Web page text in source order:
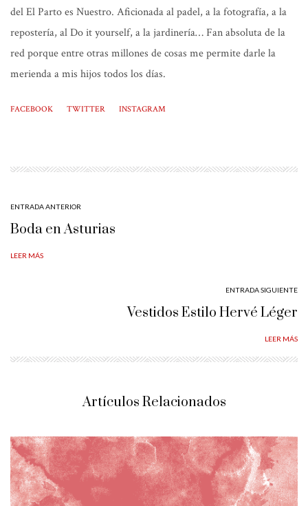
del El Parto es Nuestro. Aficionada al padel, a la fotografía, a la
repostería, al Do it yourself, a la jardinería… Fan absoluta de la
red porque entre otras millones de cosas me permite darle la
merienda a mis hijos todos los días.
FACEBOOK TWITTER INSTAGRAM
ENTRADA ANTERIOR
Boda en Asturias
LEER MÁS
ENTRADA SIGUIENTE
Vestidos Estilo Hervé Léger
LEER MÁS
Artículos Relacionados